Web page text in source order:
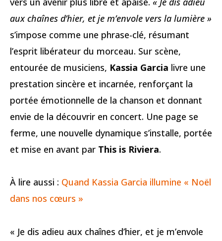
aux chaînes d’hier, et je m’envole vers la lumière »
s’impose comme une phrase-clé, résumant
l’esprit libérateur du morceau. Sur scène,
entourée de musiciens, Kassia Garcia livre une
prestation sincère et incarnée, renforçant la
portée émotionnelle de la chanson et donnant
envie de la découvrir en concert. Une page se
ferme, une nouvelle dynamique s’installe, portée
et mise en avant par This is Riviera.
À lire aussi : Quand Kassia Garcia illumine « Noël
dans nos cœurs »
« Je dis adieu aux chaînes d’hier, et je m’envole